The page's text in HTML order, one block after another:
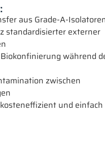
aus Grade-A-
standardisierter externer
während
zwischen
und einfach